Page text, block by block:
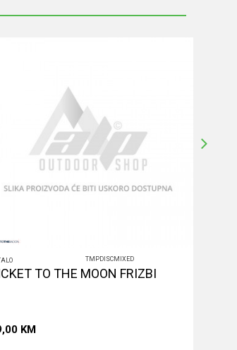
TMPDISCMIXED
TO THE MOON FRIZBI
KM